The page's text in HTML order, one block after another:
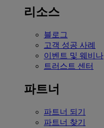
리소스
블로그
고객 성공 사례
이벤트 및 웨비나
트러스트 센터
파트너
파트너 되기
파트너 찾기